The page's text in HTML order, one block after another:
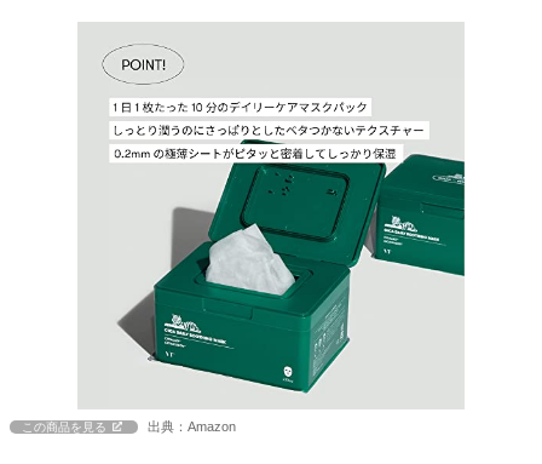
この商品を見る 出典：Amazon